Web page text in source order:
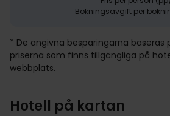
Bokningsavgift per
* De angivna besparingarna
priserna som finns tillgängliga på
webbplats.
Hotell på kartan